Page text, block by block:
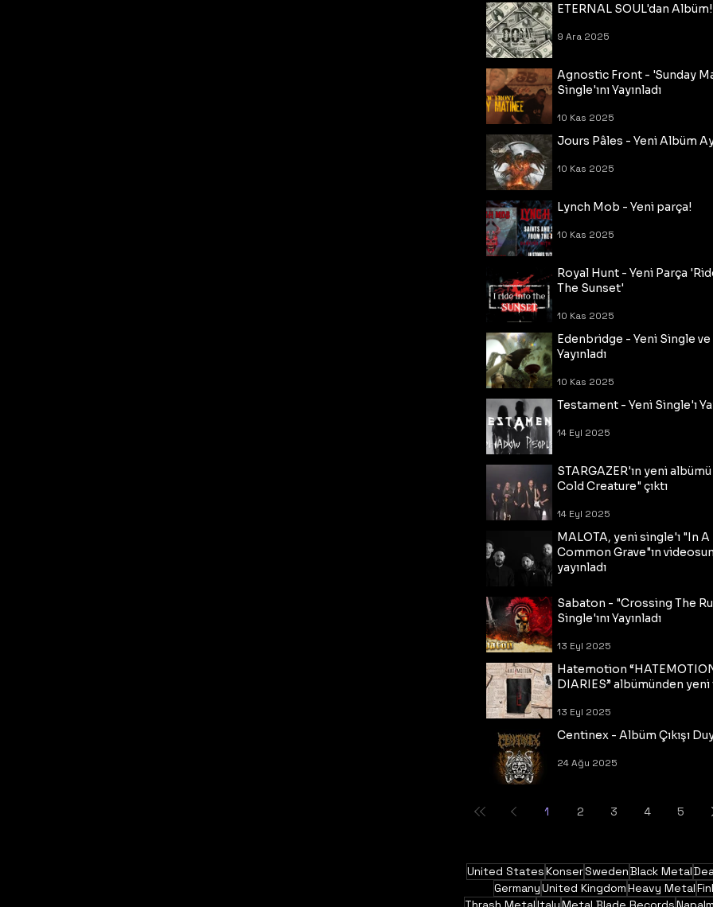
ETERNAL SOUL'dan Albüm!
9 Ara 2025
Agnostic Front - 'Sunday
Single'ını Yayınladı
10 Kas 2025
Jours Pâles - Yeni Albüm
10 Kas 2025
Lynch Mob - Yeni parça!
10 Kas 2025
Royal Hunt - Yeni Parça
The Sunset'
10 Kas 2025
Edenbridge - Yeni Single
Yayınladı
10 Kas 2025
Testament - Yeni Single'ı
14 Eyl 2025
STARGAZER'ın yeni
Cold Creature" çıktı
14 Eyl 2025
MALOTA, yeni single'ı "In A
Common Grave"ın
yayınladı
Sabaton - "Crossing The
Single'ını Yayınladı
13 Eyl 2025
Hatemotion
DIARIES” albümünden
13 Eyl 2025
Centinex - Albüm Çıkışı
24 Ağu 2025
1 2 3 4 5
United StatesKonserSwedenBlack Metal
GermanyUnited KingdomHeavy Metal